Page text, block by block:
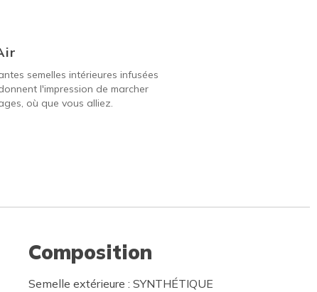
semelles intérieures infusées
l'impression de marcher
où que vous alliez.
Composition
Semelle extérieure : SYNTHÉTIQUE